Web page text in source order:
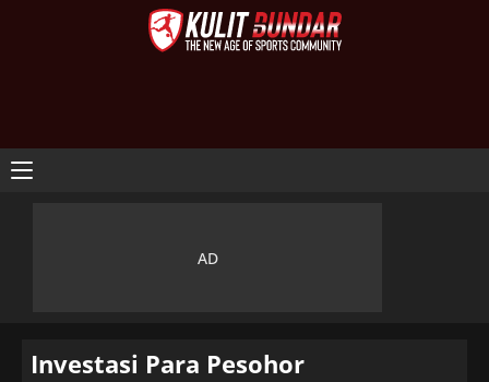
Investasi Para Pesohor